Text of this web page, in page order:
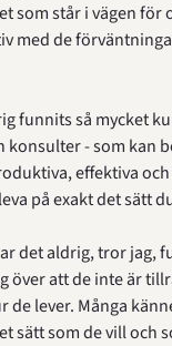
som står i vägen för
med de
funnits så mycket
konsulter - som kan
effektiva
på exakt det sätt
det aldrig, tror jag,
över att de inte är
de lever. Många
sätt som de vill och